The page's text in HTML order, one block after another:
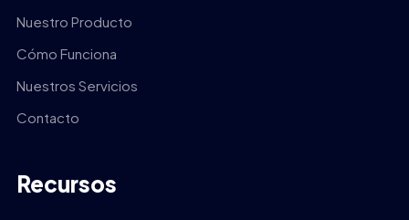
Nuestro Producto
Cómo Funciona
Nuestros Servicios
Contacto
Recursos